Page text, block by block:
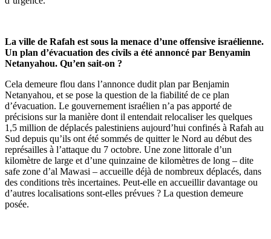
La ville de Rafah est sous la menace d’une offensive israélienne.
Un plan d’évacuation des civils a été annoncé par Benyamin
Netanyahou. Qu’en sait-on ?
Cela demeure flou dans l’annonce dudit plan par Benjamin
Netanyahou, et se pose la question de la fiabilité de ce plan
d’évacuation. Le gouvernement israélien n’a pas apporté de
précisions sur la manière dont il entendait relocaliser les quelques
1,5 million de déplacés palestiniens aujourd’hui confinés à Rafah au
Sud depuis qu’ils ont été sommés de quitter le Nord au début des
représailles à l’attaque du 7 octobre. Une zone littorale d’un
kilomètre de large et d’une quinzaine de kilomètres de long – dite
safe zone d’al Mawasi – accueille déjà de nombreux déplacés, dans
des conditions très incertaines. Peut-elle en accueillir davantage ou
d’autres localisations sont-elles prévues ? La question demeure
posée.